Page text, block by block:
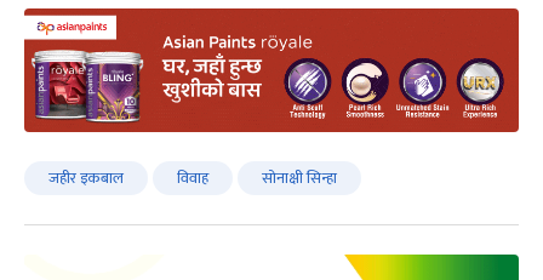
जहीर इकबाल विवाह सोनाक्षी सिन्हा